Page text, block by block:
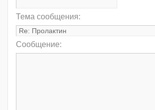
Тема сообщения:
Сообщение: